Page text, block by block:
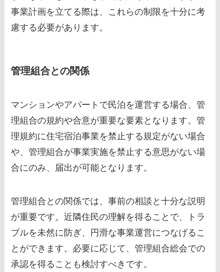
事業計画を立てる際は、これらの制限を十分に考
慮する必要があります。
管理組合との関係
マンションやアパートで民泊を運営する場合、管
理組合の規約や合意が重要な要素となります。管
理規約に住宅宿泊事業を禁止する規定がない場合
や、管理組合が事業実施を禁止する意思がない場
合にのみ、届出が可能となります。
管理組合との関係では、事前の相談と十分な説明
が重要です。近隣住民の理解を得ることで、トラ
ブルを未然に防ぎ、円滑な事業運営につなげるこ
とができます。必要に応じて、管理組合総会での
承認を得ることも検討すべきです。